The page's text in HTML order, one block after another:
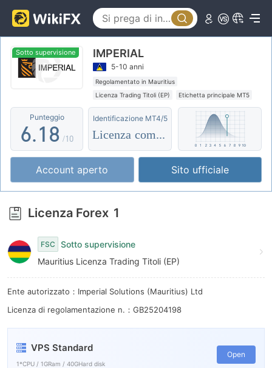
Sotto supervisione IMPERIAL
5-10 anni
Regolamentato in Mauritius
Licenza Trading Titoli (EP)
Etichetta principale MT5
Esposizione globale
Supervisione offshore
Punteggio
1
2
3
4
5
6
7
8
9
.
0
1
2
3
4
5
6
7
8
9
3
4
5
7
8
9
/10
Identificazione MT4/5
Licenza completa
Account aperto Sito ufficiale
Licenza Forex 1
FSC
Sotto supervisione
Mauritius Licenza Trading Titoli (EP)
Ente autorizzato：Imperial Solutions (Mauritius) Ltd
Licenza di regolamentazione n.：GB25204198
VPS Standard
1*CPU / 1GRam / 40GHard disk
Open